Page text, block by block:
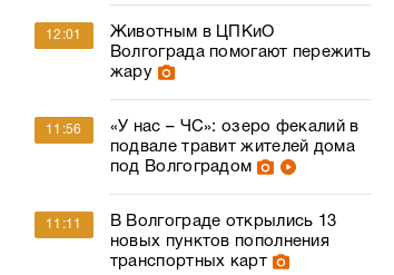
12:01
Животным в ЦПКиО
Волгограда помогают пережить
жару
11:56
«У нас – ЧС»: озеро фекалий в
подвале травит жителей дома
под Волгоградом
11:11
В Волгограде открылись 13
новых пунктов пополнения
транспортных карт